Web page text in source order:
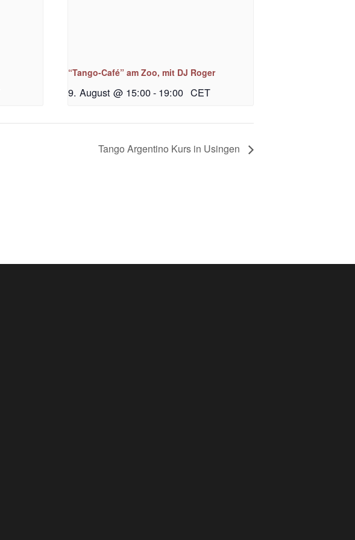
“Tango-Café” am Zoo, mit DJ Roger
9. August @ 15:00- 19:00 CET
Tango Argentino Kurs in Usingen